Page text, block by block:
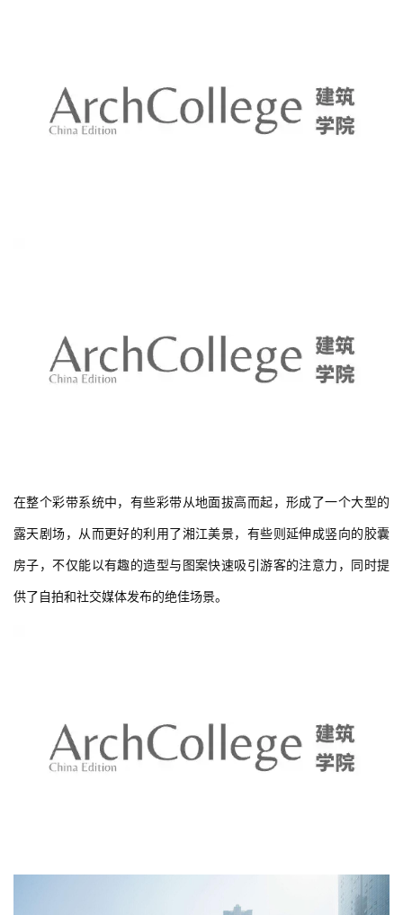
在整个彩带系统中，有些彩带从地面拔高而起，形成了一个大型的
露天剧场，从而更好的利用了湘江美景，有些则延伸成竖向的胶囊
房子，不仅能以有趣的造型与图案快速吸引游客的注意力，同时提
供了自拍和社交媒体发布的绝佳场景。